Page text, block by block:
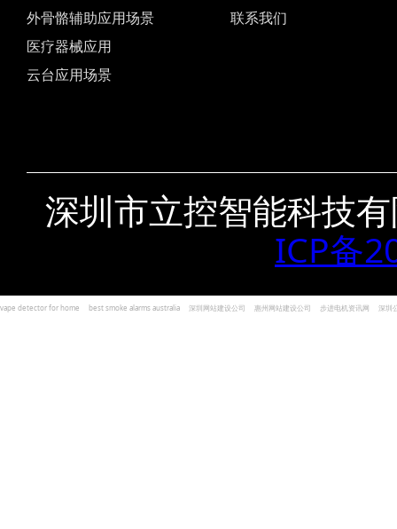
外骨骼辅助应用场景
医疗器械应用
云台应用场景
联系我们
深圳市立控智能科技
ICP备
vape detector for home best smoke alarms australia 深圳网站建设公司 惠州网站建设公司 步进电机资讯网 深圳